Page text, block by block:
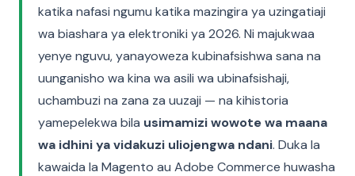
katika nafasi ngumu katika mazingira ya uzingatiaji
wa biashara ya elektroniki ya 2026. Ni majukwaa
yenye nguvu, yanayoweza kubinafsishwa sana na
uunganisho wa kina wa asili wa ubinafsishaji,
uchambuzi na zana za uuzaji — na kihistoria
yamepelekwa bila usimamizi wowote wa maana
wa idhini ya vidakuzi uliojengwa ndani. Duka la
kawaida la Magento au Adobe Commerce huwasha